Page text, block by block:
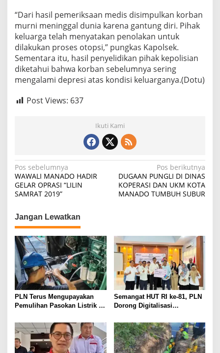
“Dari hasil pemeriksaan medis disimpulkan korban
murni meninggal dunia karena gantung diri. Pihak
keluarga telah menyatakan penolakan untuk
dilakukan proses otopsi,” pungkas Kapolsek.
Sementara itu, hasil penyelidikan pihak kepolisian
diketahui bahwa korban sebelumnya sering
mengalami depresi atas kondisi keluarganya.(Dotu)
Post Views: 637
Ikuti Kami
Navigasi
pos
Pos sebelumnya
WAWALI MANADO HADIR
GELAR OPRASI “LILIN
SAMRAT 2019”
Pos berikutnya
DUGAAN PUNGLI DI DINAS
KOPERASI DAN UKM KOTA
MANADO TUMBUH SUBUR
Jangan Lewatkan
PLN Terus Mengupayakan
Pemulihan Pasokan Listrik di
Semangat HUT RI ke-81, PLN
Dorong Digitalisasi
Palu Lewat Program TJSL